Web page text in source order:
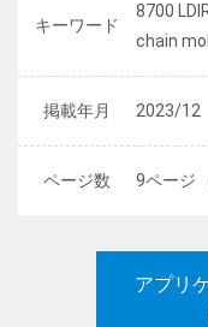
キーワード
8700
chain
掲載年月 2023/12
ページ数 9ページ
アプリ